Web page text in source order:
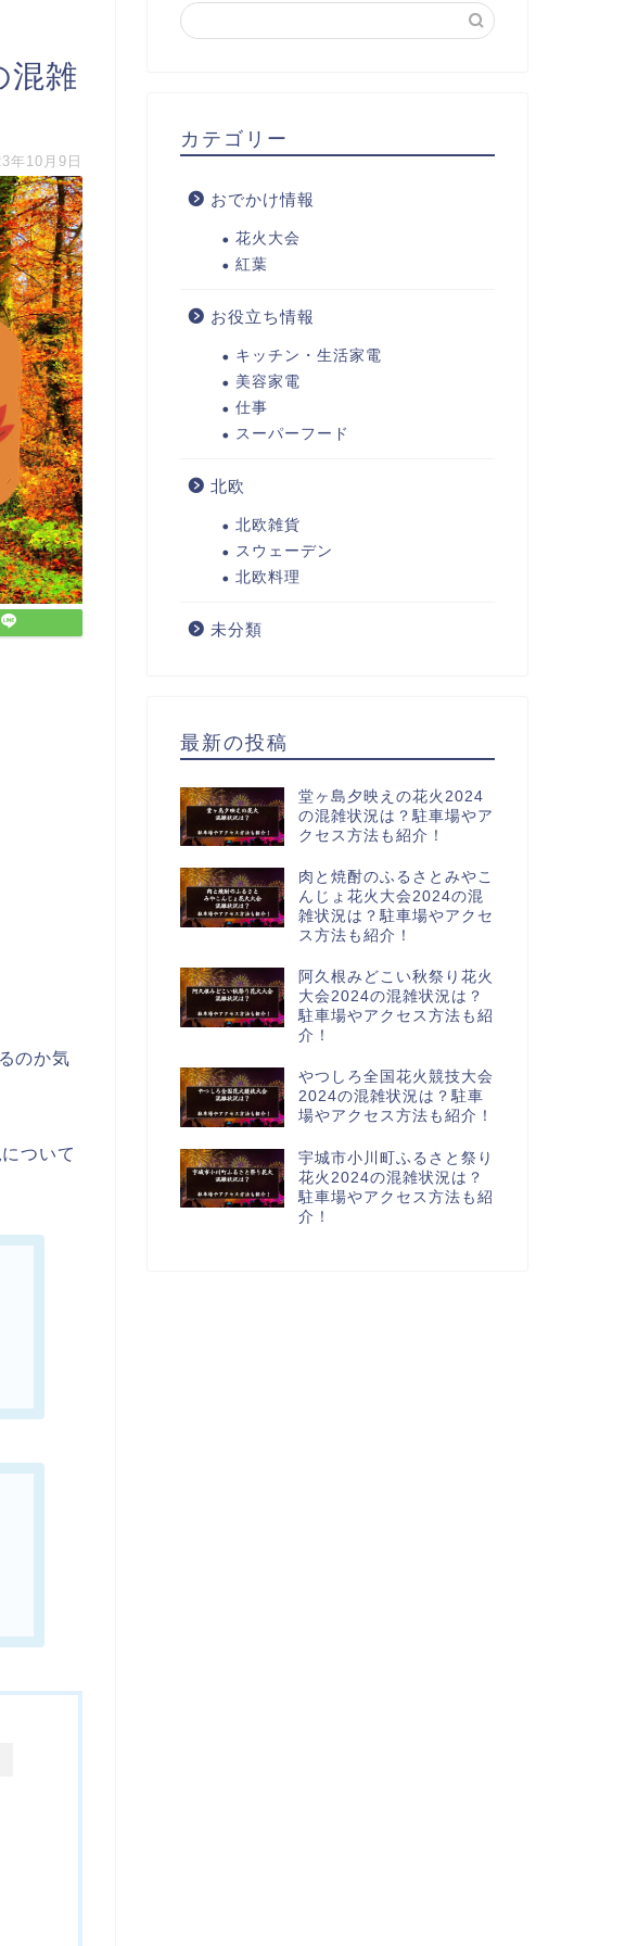
混雑
年10月9日
のか気
ついて
カテゴリー
おでかけ情報
花火大会
紅葉
お役立ち情報
キッチン・生活家電
美容家電
仕事
スーパーフード
北欧
北欧雑貨
スウェーデン
北欧料理
未分類
最新の投稿
堂ヶ島夕映えの花火2024
の混雑状況は？駐車場やア
クセス方法も紹介！
肉と焼酎のふるさとみやこ
んじょ花火大会2024の混
雑状況は？駐車場やアクセ
ス方法も紹介！
阿久根みどこい秋祭り花火
大会2024の混雑状況は？
駐車場やアクセス方法も紹
介！
やつしろ全国花火競技大会
2024の混雑状況は？駐車
場やアクセス方法も紹介！
宇城市小川町ふるさと祭り
花火2024の混雑状況は？
駐車場やアクセス方法も紹
介！